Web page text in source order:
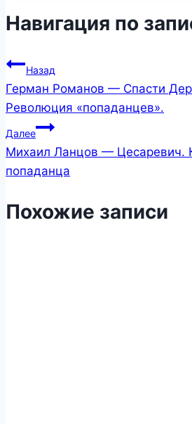
Навигация по
Назад
Герман Романов — Спасти
Революция «попаданцев».
Далее
Михаил Ланцов — Цесаревич.
попаданца
Похожие записи